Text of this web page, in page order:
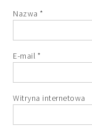
Nazwa*
E-mail *
Witryna internetowa